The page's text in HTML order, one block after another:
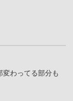
変わってる部分も